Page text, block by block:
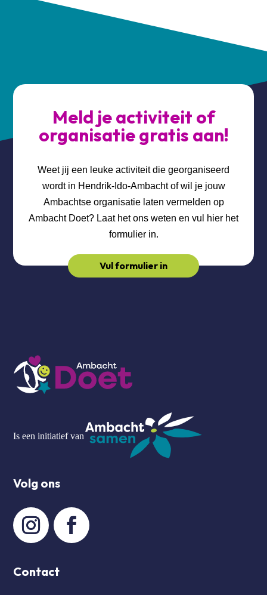
Meld je activiteit of
organisatie gratis aan!
Weet jij een leuke activiteit die georganiseerd
wordt in Hendrik-Ido-Ambacht of wil je jouw
Ambachtse organisatie laten vermelden op
Ambacht Doet? Laat het ons weten en vul hier het
formulier in.
Vul formulier in
Is een initiatief van
Volg ons
Contact